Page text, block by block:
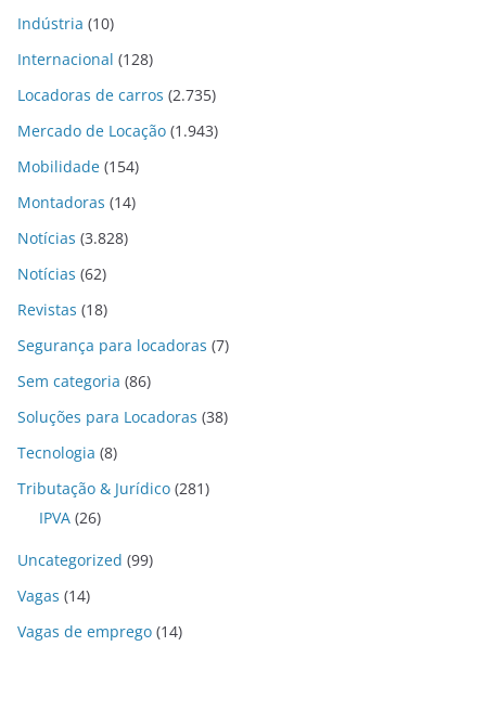
Indústria (10)
Internacional (128)
Locadoras de carros (2.735)
Mercado de Locação (1.943)
Mobilidade (154)
Montadoras (14)
Notícias (3.828)
Notícias (62)
Revistas (18)
Segurança para locadoras (7)
Sem categoria (86)
Soluções para Locadoras (38)
Tecnologia (8)
Tributação & Jurídico (281)
IPVA (26)
Uncategorized (99)
Vagas (14)
Vagas de emprego (14)